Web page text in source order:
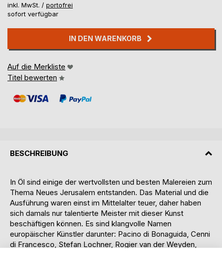
inkl. MwSt. / portofrei
sofort verfügbar
IN DEN WARENKORB
Auf die Merkliste
Titel bewerten
BESCHREIBUNG
In Öl sind einige der wertvollsten und besten Malereien zum
Thema Neues Jerusalem entstanden. Das Material und die
Ausführung waren einst im Mittelalter teuer, daher haben
sich damals nur talentierte Meister mit dieser Kunst
beschäftigen können. Es sind klangvolle Namen
europäischer Künstler darunter: Pacino di Bonaguida, Cenni
di Francesco, Stefan Lochner, Rogier van der Weyden,